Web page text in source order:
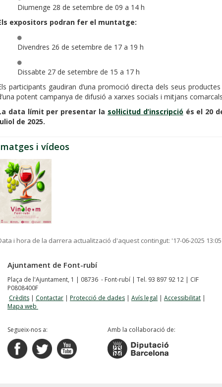
Diumenge 28 de setembre de 09 a 14 h
expositors podran fer el muntatge:
Divendres 26 de setembre de 17 a 19 h
Dissabte 27 de setembre de 15 a 17 h
participants gaudiran d’una promoció directa dels seus
potent campanya de difusió a xarxes socials i mitjans
data límit per presentar la sol·licitud d’inscripció és el 20
de 2025.
i vídeos
i hora de la darrera actualització d'aquest contingut: '17-06-2025 13:05
Ajuntament de Font-rubí
Plaça de l'Ajuntament, 1 | 08736 - Font-rubí | Tel. 93 897 92 12 | CIF
P0808400F
Crèdits | Contactar | Protecció de dades | Avís legal | Accessibilitat |
Mapa web
Segueix-nos a: Amb la col·laboració de: